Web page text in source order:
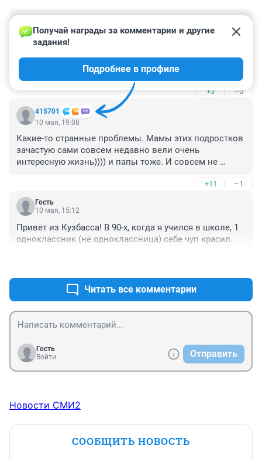
11 мая, 13:47
Повезло маме, у которой сыну можно дать мячик и
всё будет в шоколаде. Мой сын как стал подростком
и футбол, и хоккей забросил, интересен только
телефон. А уж если заставишь его погулять, то ему
скучно и чтобы развлечься, начинает творить всякую
дичь, пока не сильно опасную, но как будет дальше,
не знаю.
+3 –0
415701
Получай награды за комментарии и другие
задания!
Подробнее в профиле
10 мая, 19:08
Какие-то странные проблемы. Мамы этих подростков
зачастую сами совсем недавно вели очень
интересную жизнь)))) и папы тоже. И совсем не
ходили. И не от непорочного зачатия, вообще-то, дети
появляются)))). Пусть красятся во всё, что хотят.
Главное, чтобы не творили противозаконную дичь, не
+11 –1
Гость
10 мая, 15:12
Привет из Кузбасса! В 90-х, когда я учился в школе, 1
одноклассник (не одноклассница) себе чуп красил.
Читать все комментарии
Гость
Войти
Отправить
Новости СМИ2
СООБЩИТЬ НОВОСТЬ